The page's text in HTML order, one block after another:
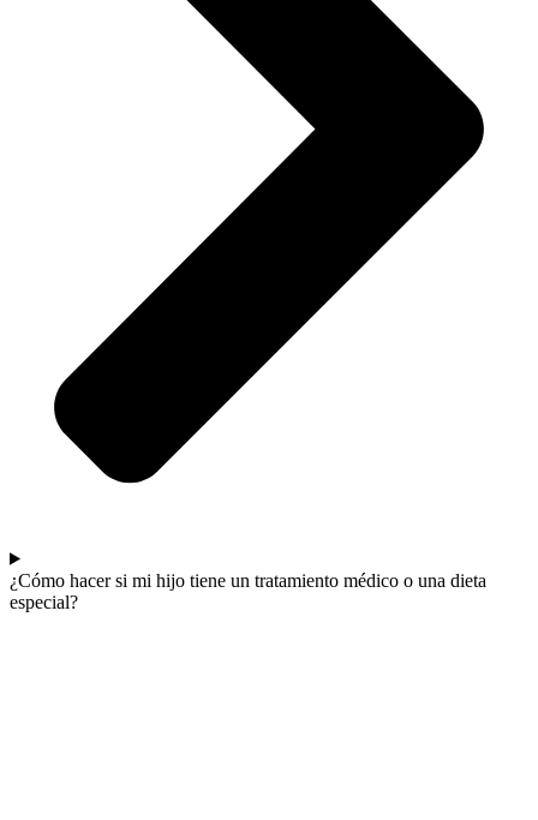
¿Cómo hacer si mi hijo tiene un tratamiento médico o una dieta
especial?